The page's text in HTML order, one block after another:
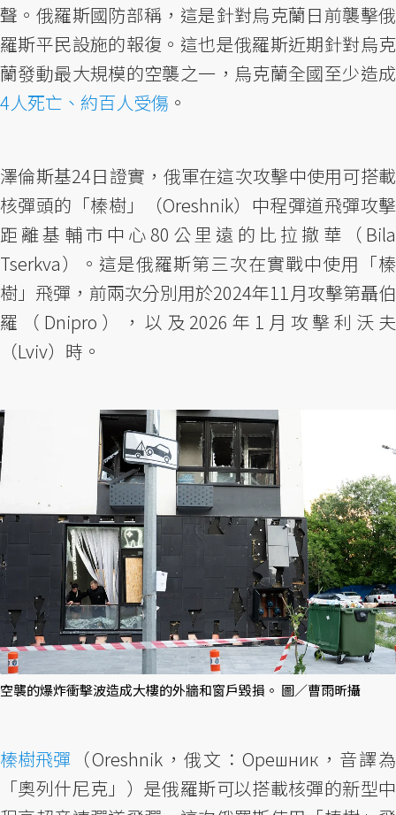
聲。俄羅斯國防部稱，這是針對烏克蘭日前襲擊俄
羅斯平民設施的報復。這也是俄羅斯近期針對烏克
蘭發動最大規模的空襲之一，烏克蘭全國至少造成
4人死亡、約百人受傷 。
澤倫斯基24日證實，俄軍在這次攻擊中使用可搭載
核彈頭的「榛樹」（Oreshnik）中程彈道飛彈攻擊
距離基輔市中心80公里遠的比拉撤華（Bila
Tserkva）。這是俄羅斯第三次在實戰中使用「榛
樹」飛彈，前兩次分別用於2024年11月攻擊第聶伯
羅（Dnipro），以及2026年1月攻擊利沃夫
（Lviv）時。
空襲的爆炸衝擊波造成大樓的外牆和窗戶毀損。 圖／曹雨昕攝
榛樹飛彈 （Oreshnik，俄文：Орешник，音譯為
「奧列什尼克」）是俄羅斯可以搭載核彈的新型中